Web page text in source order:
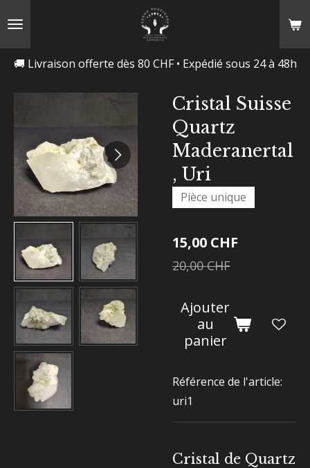
🚚 Livraison offerte dès 80 CHF • Expédié sous 24 à 48h
Cristal Suisse
Quartz
Maderanertal
, Uri
Pièce unique
15,00 CHF
20,00 CHF
Ajouter
au
panier
Référence de l'article:
uri1
Cristal de Quartz